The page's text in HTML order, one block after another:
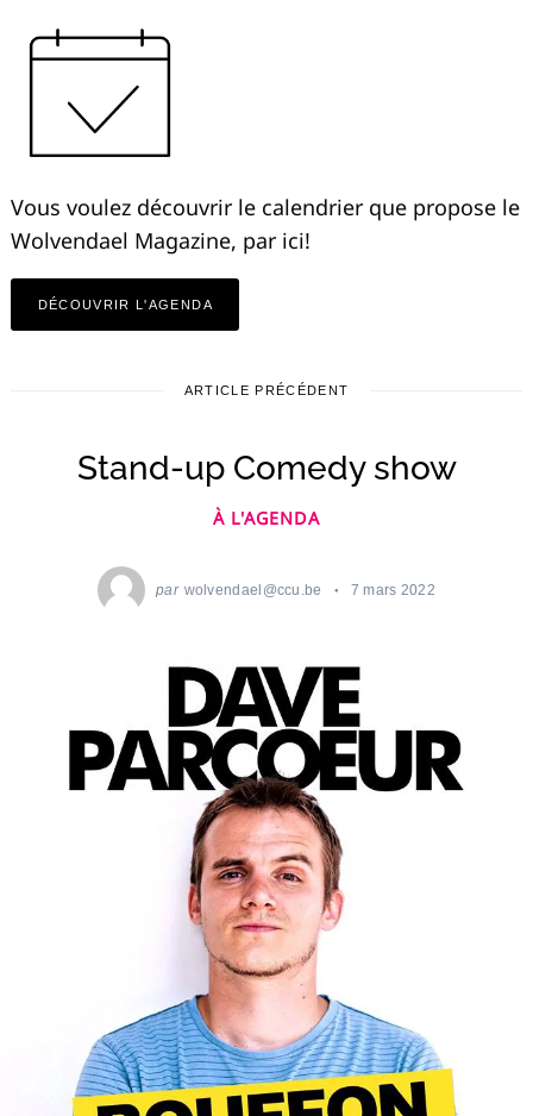
Vous voulez découvrir le calendrier que propose le
Wolvendael Magazine, par ici!
DÉCOUVRIR L'AGENDA
ARTICLE PRÉCÉDENT
Stand-up Comedy show
À L'AGENDA
par wolvendael@ccu.be 7 mars 2022